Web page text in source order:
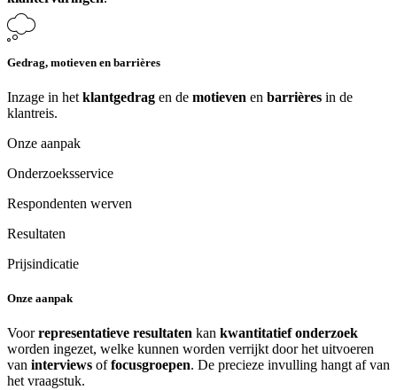
Gedrag, motieven en barrières
Inzage in het klantgedrag en de motieven en barrières in de
klantreis.
Onze aanpak
Onderzoeksservice
Respondenten werven
Resultaten
Prijsindicatie
Onze aanpak
Voorrepresentatieve resultaten kan kwantitatief onderzoek
worden ingezet, welke kunnen worden verrijkt door het uitvoeren
van interviews offocusgroepen. De precieze invulling hangt af van
het vraagstuk.